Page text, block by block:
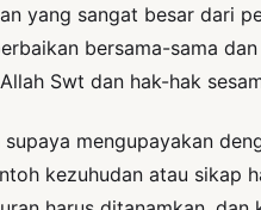
yang sangat besar dari
bersama-sama
Swt dan hak-hak
mengupayakan
kezuhudan atau